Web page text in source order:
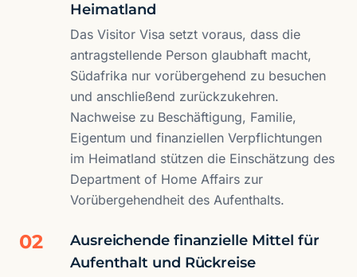
Heimatland
Das Visitor Visa setzt voraus, dass die
antragstellende Person glaubhaft macht,
Südafrika nur vorübergehend zu besuchen
und anschließend zurückzukehren.
Nachweise zu Beschäftigung, Familie,
Eigentum und finanziellen Verpflichtungen
im Heimatland stützen die Einschätzung des
Department of Home Affairs zur
Vorübergehendheit des Aufenthalts.
02
Ausreichende finanzielle Mittel für
Aufenthalt und Rückreise